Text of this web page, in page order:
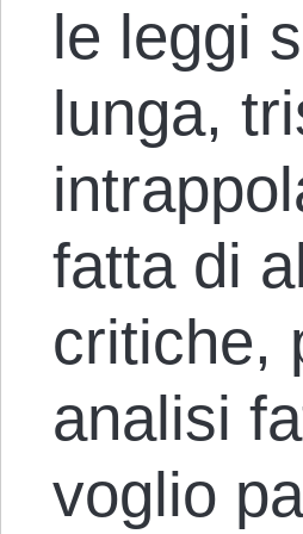
le leggi
lunga,
fatta di
critiche,
analisi
voglio